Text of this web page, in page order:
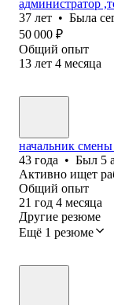
администратор
37 лет • Была
50 000 ₽
Общий опыт
13 лет 4 месяца
начальник
43 года • Был 5
Активно ищет
Общий опыт
21 год 4 месяца
Другие резюме
Ещё 1 резюме